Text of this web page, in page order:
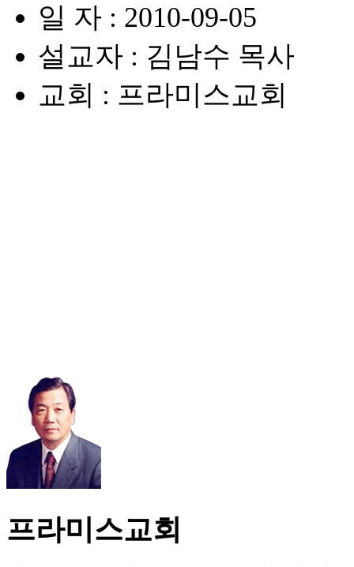
일 자 : 2010-09-05
설교자 : 김남수 목사
교회 : 프라미스교회
프라미스교회